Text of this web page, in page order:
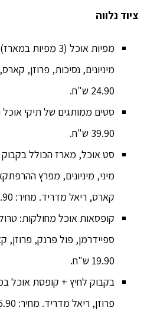
ציוד נלווה
מפיות אוכל (3
מיניונים, נסיכות, פרוזן,
24.90 ש"ח.
39.90 ש"ח.
סט אוכל, מארז הכולל בקבוק
מיני, מיניונים, מפרץ
קארס, ריאל מדריד. מחיר: 39.90 ש"ח.
קופסאות אוכל מחולקות:
ספיידרמן, פול פרנק, פרוזן,
19.90 ש"ח.
בקבוק לחיץ + קופסת אוכל
פרוזן, ריאל מדריד. מחיר: 25.90 ש"ח.